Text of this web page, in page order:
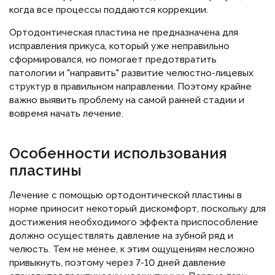
когда все процессы поддаются коррекции.
Ортодонтическая пластина не предназначена для
исправления прикуса, который уже неправильно
сформировался, но помогает предотвратить
патологии и "направить" развитие челюстно-лицевых
структур в правильном направлении. Поэтому крайне
важно выявить проблему на самой ранней стадии и
вовремя начать лечение.
Особенности использования
пластины
Лечение с помощью ортодонтической пластины в
норме приносит некоторый дискомфорт, поскольку для
достижения необходимого эффекта приспособление
должно осуществлять давление на зубной ряд и
челюсть. Тем не менее, к этим ощущениям несложно
привыкнуть, поэтому через 7-10 дней давление